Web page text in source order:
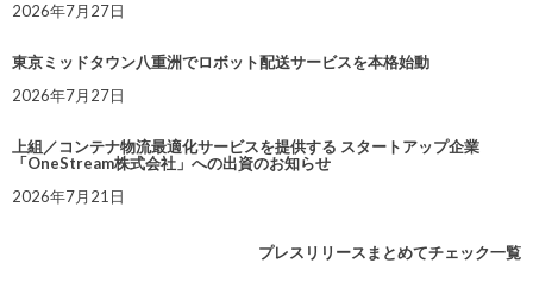
2026年7月27日
東京ミッドタウン八重洲でロボット配送サービスを本格始動
2026年7月27日
上組／コンテナ物流最適化サービスを提供する スタートアップ企業
「OneStream株式会社」への出資のお知らせ
2026年7月21日
プレスリリースまとめてチェック一覧